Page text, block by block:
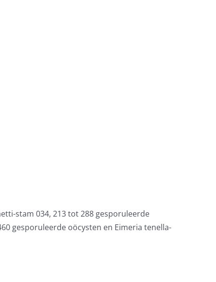
stam 034, 213 tot 288 gesporuleerde
gesporuleerde oöcysten en Eimeria tenella-